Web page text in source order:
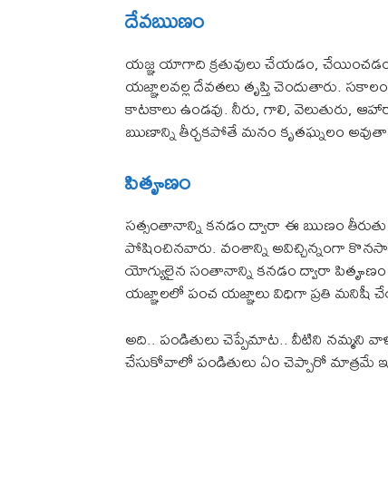
దేవఋణం
యజ్ఞ యాగాది క్రతువులు చేయడం,
యజ్ఞాలవల్ల దేవతలు తృప్తి చెందుతారు.
కాటకాలు ఉండవు. నీరు, గాలి, వెలుతురు,
ఋణాన్ని తీర్చకపోతే మనం కృతఘ్నలం
పితౄణం
సత్సంతానాన్ని కనడం ద్వారా ఈ ఋణం
పోషించినవారు. వంశాన్ని అవిచ్చిన్నంగా
యోగ్యులైన సంతానాన్ని కనడం ద్వారా
యజ్ఞాలలో పంచ యజ్ఞాలు విధిగా ప్రతి మనిషీ
అది.. పండితులు చెప్పేమాట.. వీటిని నమ్మని
చేసుకోవాలో పండితులు ఏం చెప్పారో మాత్రమే